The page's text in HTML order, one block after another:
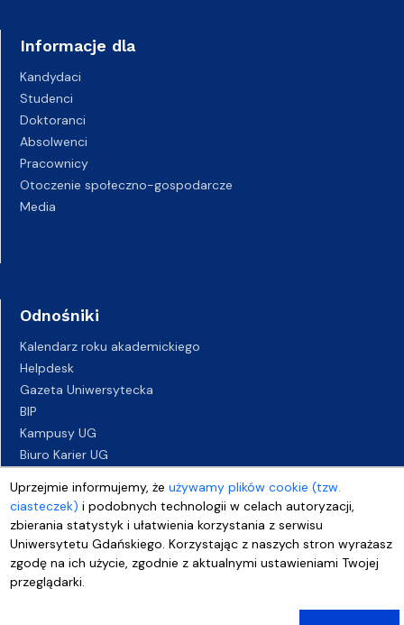
Uprzejmie informujemy, żeużywamy plików cookie (tzw.
ciasteczek) i podobnych technologii w celach autoryzacji,
zbierania statystyk i ułatwienia korzystania z serwisu
Uniwersytetu Gdańskiego. Korzystając z naszych stron wyrażasz
zgodę na ich użycie, zgodnie z aktualnymi ustawieniami Twojej
przeglądarki.
Informacje dla
Kandydaci
Studenci
Doktoranci
Absolwenci
Pracownicy
Otoczenie społeczno-gospodarcze
Media
Odnośniki
Kalendarz roku akademickiego
Helpdesk
Gazeta Uniwersytecka
BIP
Kampusy UG
Biuro Karier UG
Deklaracja dostępności